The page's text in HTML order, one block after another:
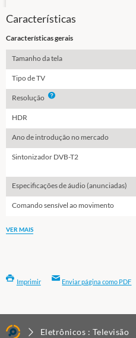
Características
Características gerais
Tamanho da tela
Tipo de TV
Resolução Info
HDR
Ano de introdução no mercado
Sintonizador DVB-T2
Especificações de áudio (anunciadas)
Comando sensível ao movimento
VER MAIS
Imprimir Enviar página como PDF
Eletrônicos : Televisão